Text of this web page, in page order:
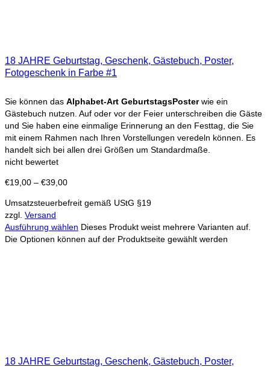
18 JAHRE Geburtstag, Geschenk, Gästebuch, Poster,
Fotogeschenk in Farbe #1
Sie können das Alphabet-Art GeburtstagsPosterwie ein
Gästebuch nutzen. Auf oder vor der Feier unterschreiben die Gäste
und Sie haben eine einmalige Erinnerung an den Festtag, die Sie
mit einem Rahmen nach Ihren Vorstellungen veredeln können. Es
handelt sich bei allen drei Größen um Standardmaße.
nicht bewertet
€19,00 – €39,00
Umsatzsteuerbefreit gemäß UStG §19
zzgl. Versand
Ausführung wählen Dieses Produkt weist mehrere Varianten auf.
Die Optionen können auf der Produktseite gewählt werden
18 JAHRE Geburtstag, Geschenk, Gästebuch, Poster,